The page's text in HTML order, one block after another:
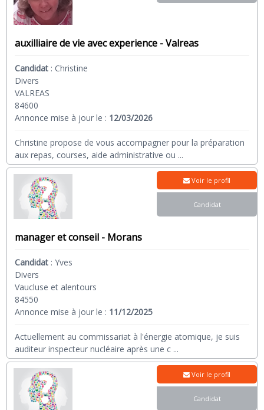
auxilliaire de vie avec experience - Valreas
Candidat : Christine
Divers
VALREAS
84600
Annonce mise à jour le : 12/03/2026
Christine propose de vous accompagner pour la préparation
aux repas, courses, aide administrative ou ...
manager et conseil - Morans
Candidat :Yves
Divers
Vaucluse et alentours
84550
Annonce mise à jour le : 11/12/2025
Actuellement au commissariat à l'énergie atomique, je suis
auditeur inspecteur nucléaire après une c ...
Voir le profil
Candidat
Voir le profil
Candidat